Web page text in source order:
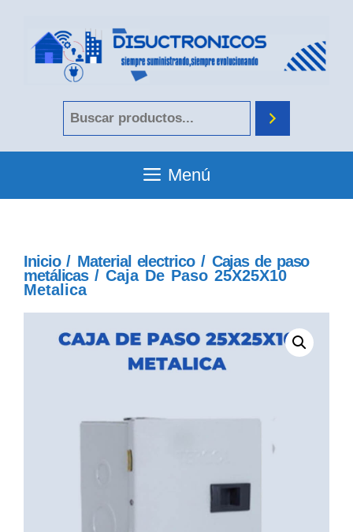
Menú
Inicio/ Material electrico/ Cajas de paso
metálicas/ Caja De Paso 25X25X10
Metalica